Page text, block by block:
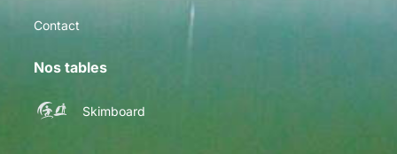
Contact
Nos tables
Skimboard